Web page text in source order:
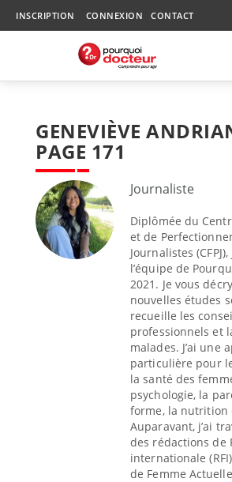
INSCRIPTION CONNEXION CONTACT
GENEVIÈVE
PAGE 171
Journaliste
Diplômée du
et de
Journalistes
l’équipe de
2021. Je vous
nouvelles études
recueille les
professionnels et
malades. J’ai une
particulière pour
la santé des
psychologie, la
forme, la nutrition
Auparavant, j’ai
des rédactions de
internationale
de Femme